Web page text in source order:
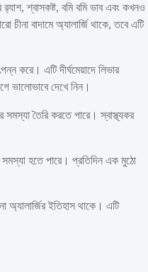
র‍্যাশ, শ্বাসকষ্ট, বমি বমি ভাব এবং কখনও
চীনা বাদামে অ্যালার্জি থাকে, তবে এটি
করে। এটি দীর্ঘমেয়াদে লিভার
ভালোভাবে দেখে নিন।
সমস্যা তৈরি করতে পারে। স্বাস্থ্যকর
সমস্যা হতে পারে। প্রতিদিন এক মুঠো
অ্যালার্জির ইতিহাস থাকে। এটি